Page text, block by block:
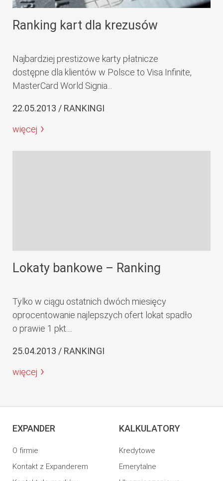
Ranking kart dla krezusów
Najbardziej prestiżowe karty płatnicze
dostępne dla klientów w Polsce to Visa Infinite,
MasterCard World Signia...
22.05.2013 / RANKINGI
więcej
Lokaty bankowe – Ranking
Tylko w ciągu ostatnich dwóch miesięcy
oprocentowanie najlepszych ofert lokat spadło
o prawie 1 pkt....
25.04.2013 / RANKINGI
więcej
EXPANDER
O firmie
Kontakt z Expanderem
KALKULATORY
Kredytowe
Emerytalne